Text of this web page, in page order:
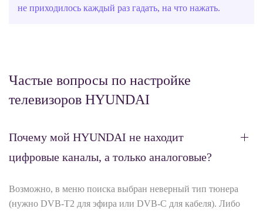
не приходилось каждый раз гадать, на что нажать.
Частые вопросы по настройке
телевизоров HYUNDAI
Почему мой HYUNDAI не находит
цифровые каналы, а только аналоговые?
Возможно, в меню поиска выбран неверный тип тюнера
(нужно DVB‑T2 для эфира или DVB‑C для кабеля). Либо